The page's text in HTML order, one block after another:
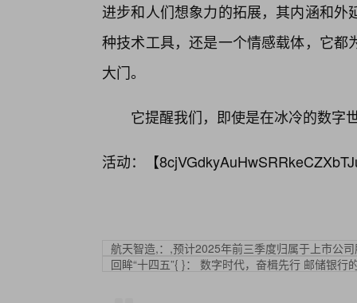
进步和人们想象力的拓展，其内涵和
种技术工具，还是一个情感载体，它
大门。
它提醒我们，即使是在冰冷的数字
活动：【
航天智造,：,预计2025年前三季度归属于上市公
回眸“十四五”{ }： 数字时代，奋楫先行 邮储银行